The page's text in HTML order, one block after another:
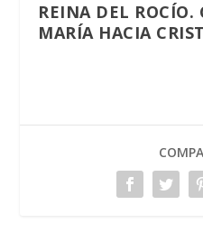
REINA DEL ROCÍO.
MARÍA HACIA